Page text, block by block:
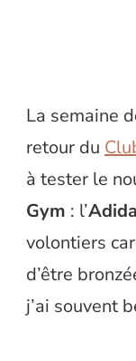
La semaine
retour du
à tester le
Gym : l’
volontiers
d’être
j’ai souvent